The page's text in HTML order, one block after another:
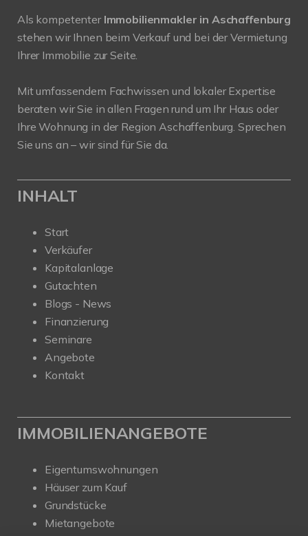
Als kompetenter Immobilienmakler in Aschaffenburg
stehen wir Ihnen beim Verkauf und bei der Vermietung
Ihrer Immobilie zur Seite.
Mit umfassendem Fachwissen und lokaler Expertise
beraten wir Sie in allen Fragen rund um Ihr Haus oder
Ihre Wohnung in der Region Aschaffenburg. Sprechen
Sie uns an – wir sind für Sie da.
INHALT
Start
Verkäufer
Kapitalanlage
Gutachten
Blogs - News
Finanzierung
Seminare
Angebote
Kontakt
IMMOBILIENANGEBOTE
Eigentumswohnungen
Häuser zum Kauf
Grundstücke
Mietangebote